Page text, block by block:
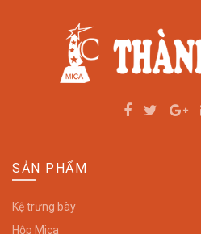
SẢN PHẨM
Kệ trưng bày
Hộp Mica